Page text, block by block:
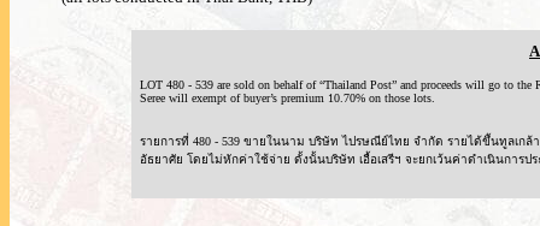
LOT 480 - 539 are sold on behalf of “Thailand Post” and proceeds will go to
Seree will exempt of buyer’s premium 10.70% on those lots.
รายการที่ 480 - 539 ขายในนาม บริษัท ไปรษณีย์ไทย จำกัด รายได้ขึ้นทูลเก
อัธยาศัย โดยไม่หักค่าใช้จ่าย ดั้งนั้นบริษัท เอื้อเสรีฯ จะยกเว้นค่าดำเนินการประ